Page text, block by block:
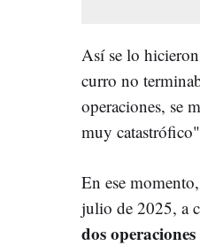
Así se lo
curro no
operaciones, se
muy
En ese
julio de 2025, a
dos